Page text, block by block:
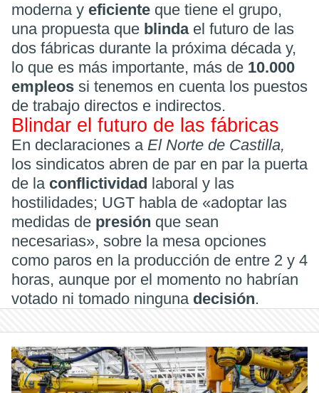
moderna y eficiente que tiene el grupo,
una propuesta que blinda el futuro de las
dos fábricas durante la próxima década y,
lo que es más importante, más de 10.000
empleos si tenemos en cuenta los puestos
de trabajo directos e indirectos.
Blindar el futuro de las fábricas
En declaraciones a El Norte de Castilla,
los sindicatos abren de par en par la puerta
de la conflictividad laboral y las
hostilidades; UGT habla de «adoptar las
medidas de presión que sean
necesarias», sobre la mesa opciones
como paros en la producción de entre 2 y 4
horas, aunque por el momento no habrían
votado ni tomado ninguna decisión.